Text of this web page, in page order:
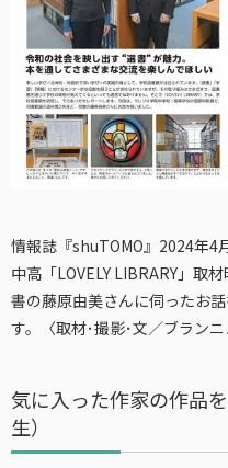
情報誌『shuTOMO』2024年4
中高「LOVELY LIBRARY」取
書の藤原由美さんに伺ったお
す。
〈取材･撮影･文／ブランニ
気に入った作家の作品
生）